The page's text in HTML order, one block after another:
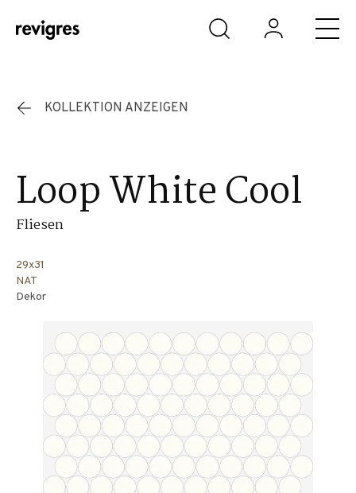
Zum Hauptinhalt springen
KOLLEKTION ANZEIGEN
Loop White Cool
Fliesen
29x31
NAT
Dekor